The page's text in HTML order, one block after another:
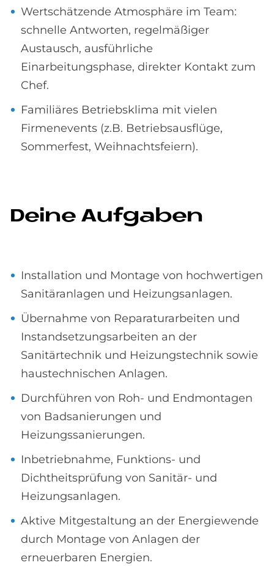
Wertschätzende Atmosphäre im Team:
schnelle Antworten, regelmäßiger
Austausch, ausführliche
Einarbeitungsphase, direkter Kontakt zum
Chef.
Familiäres Betriebsklima mit vielen
Firmenevents (z.B. Betriebsausflüge,
Sommerfest, Weihnachtsfeiern).
De­i­ne Auf­ga­ben
Installation und Montage von hochwertigen
Sanitäranlagen und Heizungsanlagen.
Übernahme von Reparaturarbeiten und
Instandsetzungsarbeiten an der
Sanitärtechnik und Heizungstechnik sowie
haustechnischen Anlagen.
Durchführen von Roh- und Endmontagen
von Badsanierungen und
Heizungssanierungen.
Inbetriebnahme, Funktions- und
Dichtheitsprüfung von Sanitär- und
Heizungsanlagen.
Aktive Mitgestaltung an der Energiewende
durch Montage von Anlagen der
erneuerbaren Energien.